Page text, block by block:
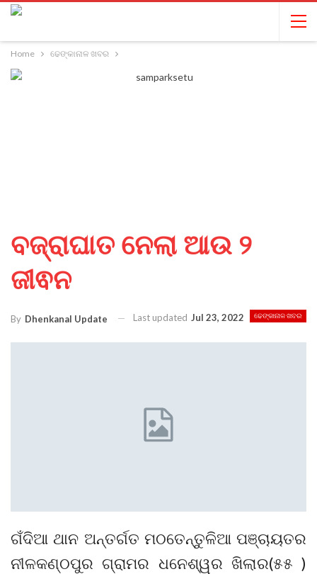
Home ଢେଙ୍କାନାଳ ଖବର
ବଜ୍ରାଘାତ ନେଲା ଆଉ ୨
ଜୀଵନ
ଢେଙ୍କାନାଳ ଖବର
By Dhenkanal Update Last updated Jul 23, 2022
ଗଁଦିଆ ଥାନ ଅନ୍ତର୍ଗତ ମଠତେନ୍ତୁଳିଆ ପଞ୍ଚାୟତର
ନୀଳକଣ୍ଠପୁର ଗ୍ରାମର ଧନେଶ୍ୱର ଖିଲାର(୫୫ )